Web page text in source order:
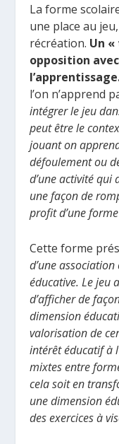
La forme
une place au
récréation. Un
opposition
l’on n’apprend
intégrer le jeu
peut être le
jouant on
défoulement ou
d’une activité qui
une façon de
profit d’une
Cette forme
d’une
éducative. Le jeu
d’afficher de
dimension
valorisation de
intérêt éducatif à
mixtes entre
cela soit en
une dimension
des exercices à